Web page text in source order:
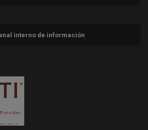
interno de información